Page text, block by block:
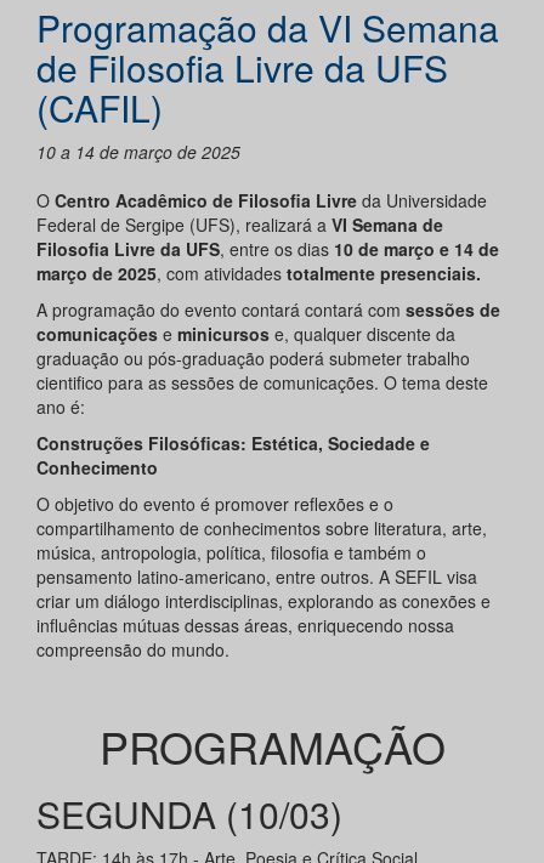
Programação da VI Semana
de Filosofia Livre da UFS
(CAFIL)
10 a 14 de março de 2025
O Centro Acadêmico de Filosofia Livre da Universidade
Federal de Sergipe (UFS), realizará a VI Semana de
Filosofia Livre da UFS, entre os dias 10 de março e 14 de
março de 2025, com atividades totalmente presenciais.
A programação do evento contará contará com sessões de
comunicações e minicursos e, qualquer discente da
graduação ou pós-graduação poderá submeter trabalho
cientifico para as sessões de comunicações. O tema deste
ano é:
Construções Filosóficas: Estética, Sociedade e
Conhecimento
O objetivo do evento é promover reflexões e o
compartilhamento de conhecimentos sobre literatura, arte,
música, antropologia, política, filosofia e também o
pensamento latino-americano, entre outros. A SEFIL visa
criar um diálogo interdisciplinas, explorando as conexões e
influências mútuas dessas áreas, enriquecendo nossa
compreensão do mundo.
PROGRAMAÇÃO
SEGUNDA (10/03)